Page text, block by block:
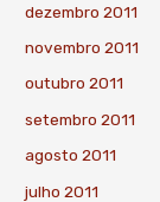
dezembro 2011
novembro 2011
outubro 2011
setembro 2011
agosto 2011
julho 2011